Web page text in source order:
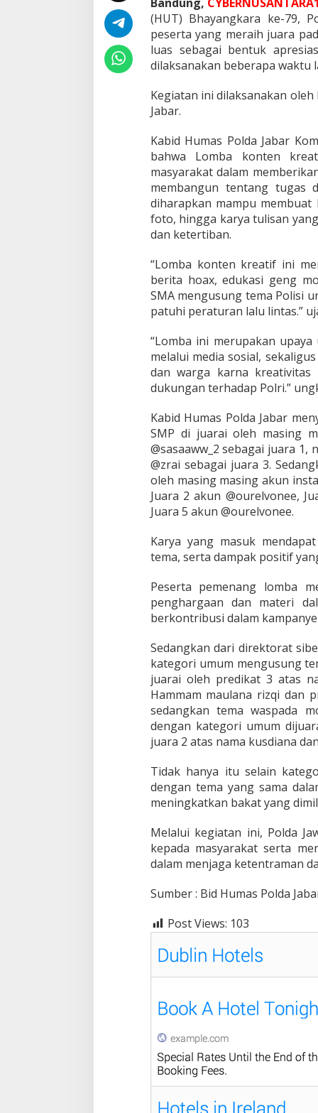
a
K
o
e
K
i
f
U
T
B
a
a
n
g
a
a
k
e
(HUT) Bhayangkara ke-79,
peserta yang meraih juara
luas sebagai bentuk
dilaksanakan beberapa waktu
Kegiatan ini dilaksanakan
Jabar.
Kabid Humas Polda Jabar
bahwa Lomba konten
masyarakat dalam
membangun tentang tugas
diharapkan mampu
foto, hingga karya tulisan
dan ketertiban.
“Lomba konten kreatif ini
berita hoax, edukasi geng
SMA mengusung tema Polisi
patuhi peraturan lalu lintas.”
“Lomba ini merupakan
melalui media sosial,
dan warga karna kreativitas
dukungan terhadap Polri.”
Kabid Humas Polda Jabar
SMP di juarai oleh masing
@sasaaww_2 sebagai juara 1,
@zrai sebagai juara 3.
oleh masing masing akun
Juara 2 akun @ourelvonee,
Juara 5 akun @ourelvonee.
Karya yang masuk
tema, serta dampak positif
Peserta pemenang lomba
penghargaan dan materi
berkontribusi dalam
Sedangkan dari direktorat
kategori umum mengusung
juarai oleh predikat 3 atas
Hammam maulana rizqi dan
sedangkan tema waspada
dengan kategori umum
juara 2 atas nama kusdiana
Tidak hanya itu selain
dengan tema yang sama
meningkatkan bakat yang
Melalui kegiatan ini, Polda
kepada masyarakat serta
dalam menjaga ketentraman
Sumber : Bid Humas Polda
Post Views: 103